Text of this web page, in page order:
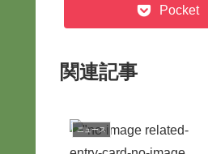
Pocket
関連記事
ニュース